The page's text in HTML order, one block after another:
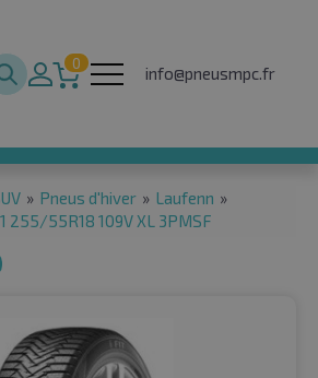
0
info@pneusmpc.fr
» Pneus d'hiver » Laufenn »
255/55R18 109V XL 3PMSF